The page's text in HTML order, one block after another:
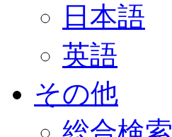
日本語
英語
その他